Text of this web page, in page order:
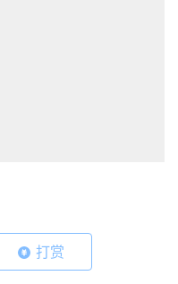
打赏